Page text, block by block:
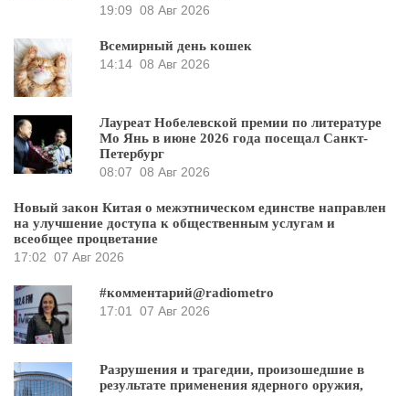
19:09 08 Авг 2026
Всемирный день кошек
14:14 08 Авг 2026
Лауреат Нобелевской премии по литературе
Мо Янь в июне 2026 года посещал Санкт-
Петербург
08:07 08 Авг 2026
Новый закон Китая о межэтническом единстве направлен
на улучшение доступа к общественным услугам и
всеобщее процветание
17:02 07 Авг 2026
#комментарий@radiometro
17:01
07 Авг 2026
Разрушения и трагедии, произошедшие в
результате применения ядерного оружия,